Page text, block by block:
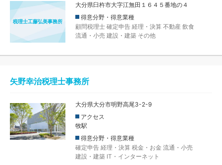
税理士工藤弘美事務所
大分県臼杵市大字江無田１６４５番地の４
得意分野・得意業種
顧問税理士 確定申告 経理・決算 不動産 飲食
流通・小売 建設・建築 その他
矢野幸治税理士事務所
大分県大分市明野高尾3-2-9
アクセス
牧駅
得意分野・得意業種
確定申告 経理・決算 税金・お金 流通・小売
建設・建築 IT・インターネット